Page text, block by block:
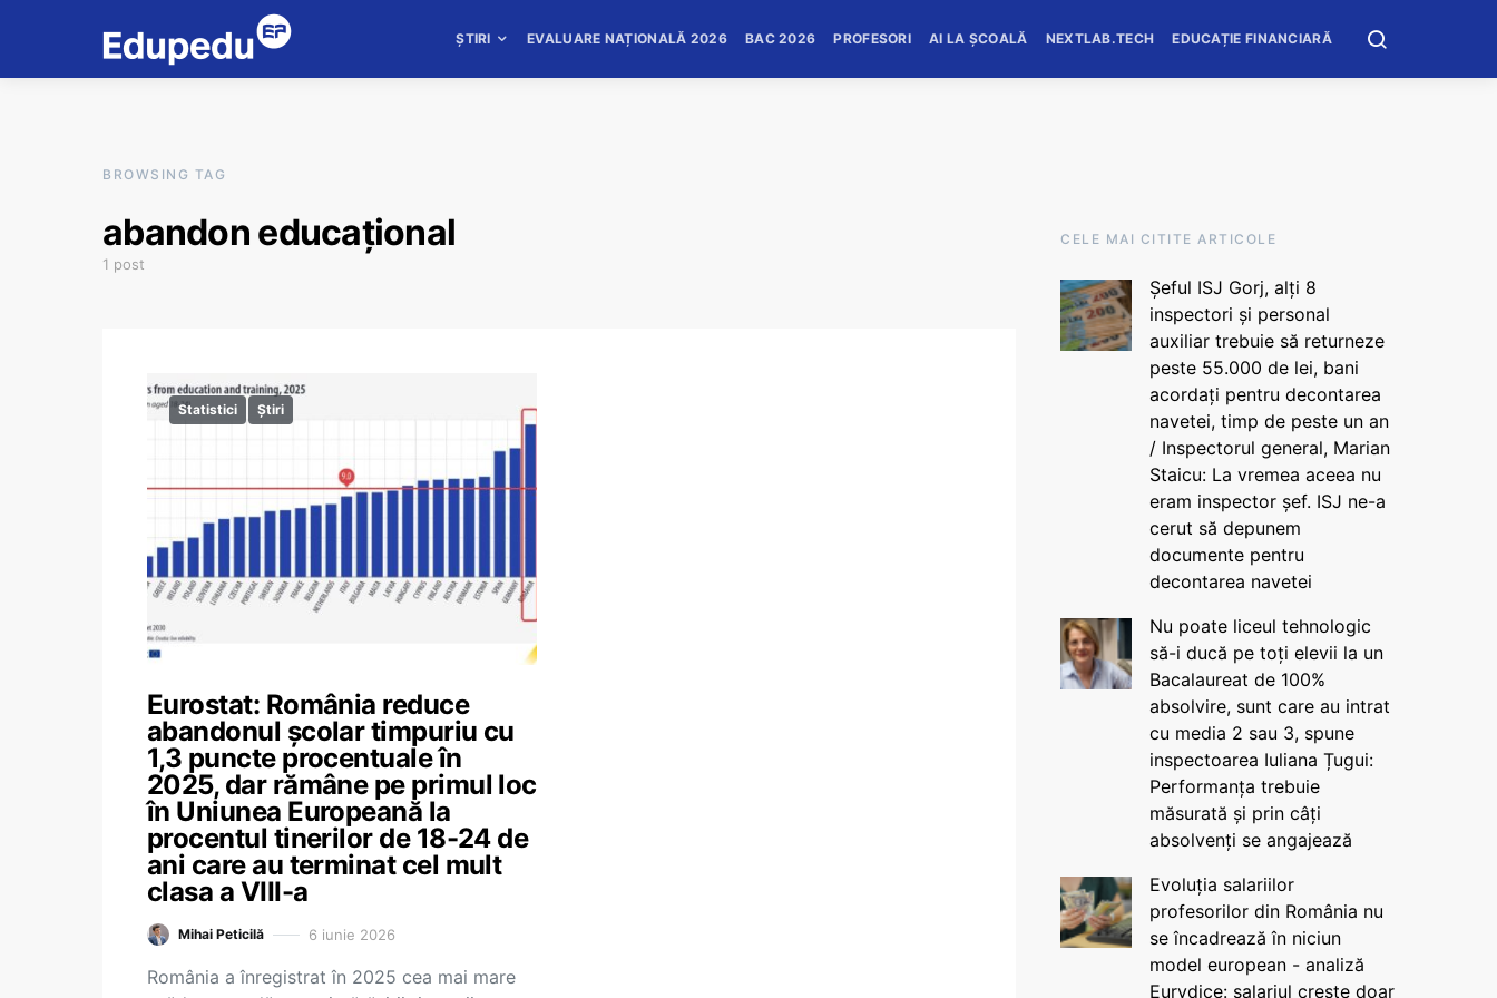
ȘTIRI EVALUARE NAȚIONALĂ 2026 BAC 2026 PROFESORI AI LA ȘCOALĂ NEXTLAB.TECH EDUCAȚIE FINANCIARĂ
BROWSING TAG
abandon educațional
1 post
Statistici Știri
Eurostat: România reduce
abandonul școlar timpuriu cu
1,3 puncte procentuale în
2025, dar rămâne pe primul loc
în Uniunea Europeană la
procentul tinerilor de 18-24 de
ani care au terminat cel mult
clasa a VIII-a
Mihai Peticilă 6 iunie 2026
România a înregistrat în 2025 cea mai mare
CELE MAI CITITE ARTICOLE
Șeful ISJ Gorj, alți 8
inspectori și personal
auxiliar trebuie să returneze
peste 55.000 de lei, bani
acordați pentru decontarea
navetei, timp de peste un an
/ Inspectorul general, Marian
Staicu: La vremea aceea nu
eram inspector șef. ISJ ne-a
cerut să depunem
documente pentru
decontarea navetei
Nu poate liceul tehnologic
să-i ducă pe toți elevii la un
Bacalaureat de 100%
absolvire, sunt care au intrat
cu media 2 sau 3, spune
inspectoarea Iuliana Țugui:
Performanța trebuie
măsurată și prin câți
absolvenți se angajează
Evoluția salariilor
profesorilor din România nu
se încadrează în niciun
model european - analiză
Eurydice: salariul crește doar